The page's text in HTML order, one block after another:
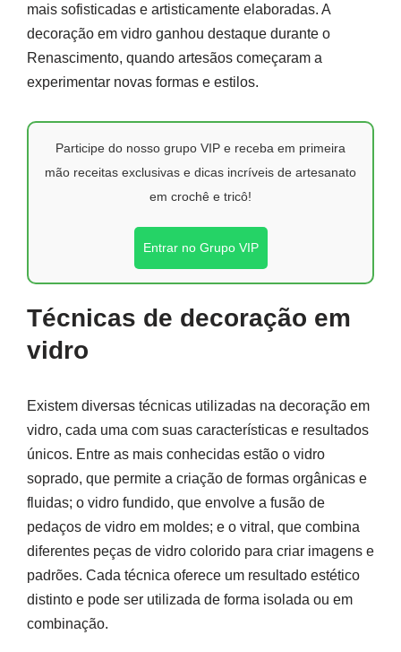
mais sofisticadas e artisticamente elaboradas. A
decoração em vidro ganhou destaque durante o
Renascimento, quando artesãos começaram a
experimentar novas formas e estilos.
Participe do nosso grupo VIP e receba em primeira
mão receitas exclusivas e dicas incríveis de artesanato
em crochê e tricô!
Entrar no Grupo VIP
Técnicas de decoração em
vidro
Existem diversas técnicas utilizadas na decoração em
vidro, cada uma com suas características e resultados
únicos. Entre as mais conhecidas estão o vidro
soprado, que permite a criação de formas orgânicas e
fluidas; o vidro fundido, que envolve a fusão de
pedaços de vidro em moldes; e o vitral, que combina
diferentes peças de vidro colorido para criar imagens e
padrões. Cada técnica oferece um resultado estético
distinto e pode ser utilizada de forma isolada ou em
combinação.